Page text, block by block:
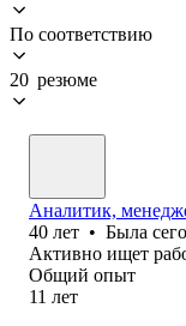
По соответствию
20 резюме
Аналитик,
40 лет • Была
Активно ищет
Общий опыт
11 лет